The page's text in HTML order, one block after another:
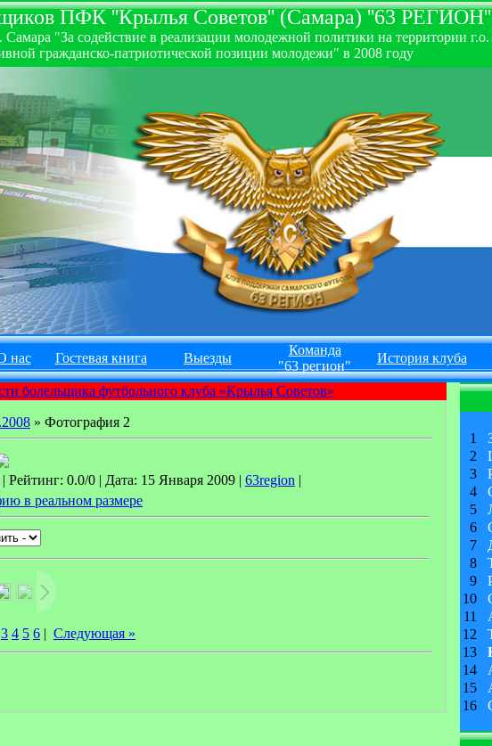
ПФК ''Крылья Советов'' (Самара) ''63 РЕГИОН''
"За содействие в реализации молодежной политики на территории
гражданско-патриотической позиции молодежи" в 2008 году
нас Гостевая книга Выезды
Команда
"63 регион"
История клуба
болельщика футбольного клуба «Крылья Советов»
» Фотография 2
0.0/0 | Дата: 15 Января 2009 | 63region |
в реальном размере
3 4 5 6 | Следующая »
1
2
3
4
5
6
7
8
9
10
11
12
13
14
15
16